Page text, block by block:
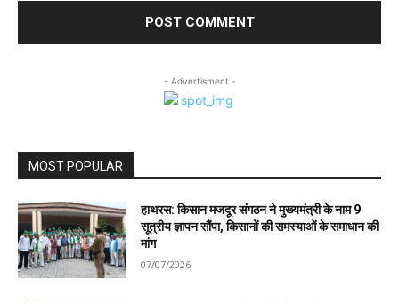
- Advertisment -
MOST POPULAR
हाथरस: किसान मजदूर संगठन ने मुख्यमंत्री के नाम 9
सूत्रीय ज्ञापन सौंपा, किसानों की समस्याओं के समाधान की
मांग
07/07/2026